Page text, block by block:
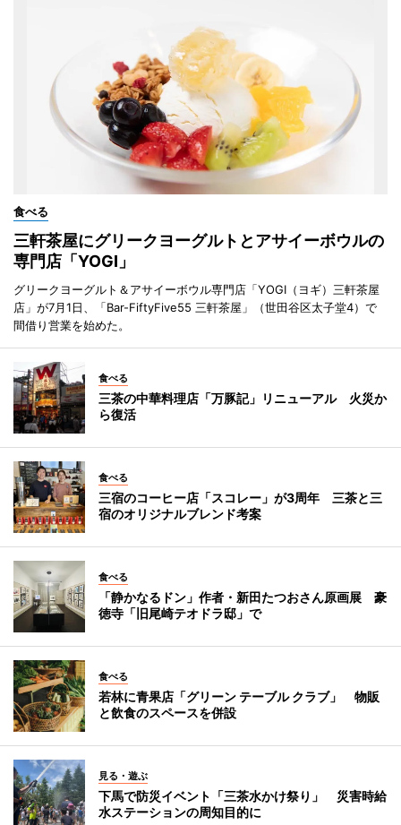
食べる
三軒茶屋にグリークヨーグルトとアサイーボウルの
専門店「YOGI」
グリークヨーグルト＆アサイーボウル専門店「YOGI（ヨギ）三軒茶屋
店」が7月1日、「Bar-FiftyFive55 三軒茶屋」（世田谷区太子堂4）で
間借り営業を始めた。
食べる
三茶の中華料理店「万豚記」リニューアル 火災か
ら復活
食べる
三宿のコーヒー店「スコレー」が3周年 三茶と三
宿のオリジナルブレンド考案
食べる
「静かなるドン」作者・新田たつおさん原画展 豪
徳寺「旧尾崎テオドラ邸」で
食べる
若林に青果店「グリーン テーブル クラブ」 物販
と飲食のスペースを併設
見る・遊ぶ
下馬で防災イベント「三茶水かけ祭り」 災害時給
水ステーションの周知目的に